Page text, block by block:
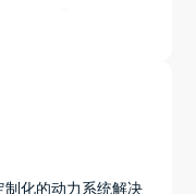
化的动力系统解决